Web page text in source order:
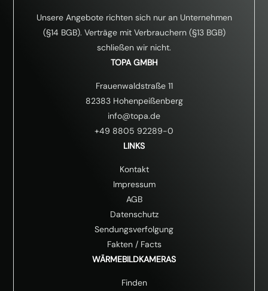
Unsere Angebote richten sich nur an Unternehmen
(§14 BGB). Verträge mit Verbrauchern (§13 BGB)
schließen wir nicht.
TOPA GMBH
Frauenwaldstraße 11
82383 Hohenpeißenberg
info@topa.de
+49 8805 92289-0
LINKS
Kontakt
Impressum
AGB
Datenschutz
Sendungsverfolgung
Fakten/ Facts
WÄRMEBILDKAMERAS
Finden